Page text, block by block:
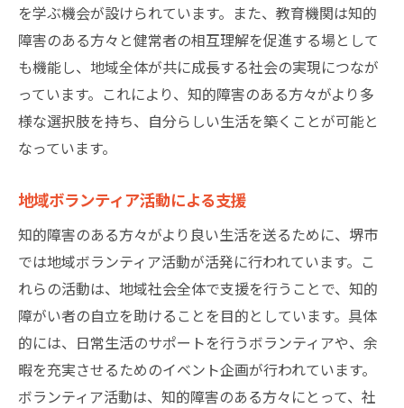
を学ぶ機会が設けられています。また、教育機関は知的
障害のある方々と健常者の相互理解を促進する場として
も機能し、地域全体が共に成長する社会の実現につなが
っています。これにより、知的障害のある方々がより多
様な選択肢を持ち、自分らしい生活を築くことが可能と
なっています。
地域ボランティア活動による支援
知的障害のある方々がより良い生活を送るために、堺市
では地域ボランティア活動が活発に行われています。こ
れらの活動は、地域社会全体で支援を行うことで、知的
障がい者の自立を助けることを目的としています。具体
的には、日常生活のサポートを行うボランティアや、余
暇を充実させるためのイベント企画が行われています。
ボランティア活動は、知的障害のある方々にとって、社